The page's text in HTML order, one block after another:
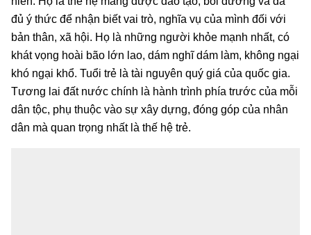
đủ ý thức để nhận biết vai trò, nghĩa vụ của mình đối với
bản thân, xã hội. Họ là những người khỏe mạnh nhất, có
khát vọng hoài bão lớn lao, dám nghĩ dám làm, không ngại
khó ngại khổ. Tuổi trẻ là tài nguyên quý giá của quốc gia.
Tương lai đất nước chính là hành trình phía trước của mỗi
dân tộc, phụ thuộc vào sự xây dựng, đóng góp của nhân
dân mà quan trọng nhất là thế hệ trẻ.